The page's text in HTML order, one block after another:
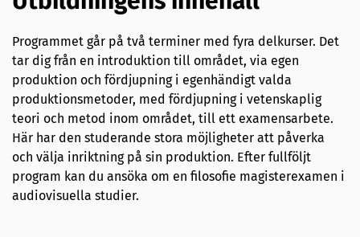
Programmet går på två terminer med fyra delkurser. Det
tar dig från en introduktion till området, via egen
produktion och fördjupning i egenhändigt valda
produktionsmetoder, med fördjupning i vetenskaplig
teori och metod inom området, till ett examensarbete.
Här har den studerande stora möjligheter att påverka
och välja inriktning på sin produktion. Efter fullföljt
program kan du ansöka om en filosofie magisterexamen i
audiovisuella studier.